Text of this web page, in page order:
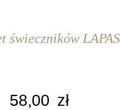
świeczników LAPAS
58,00 zł